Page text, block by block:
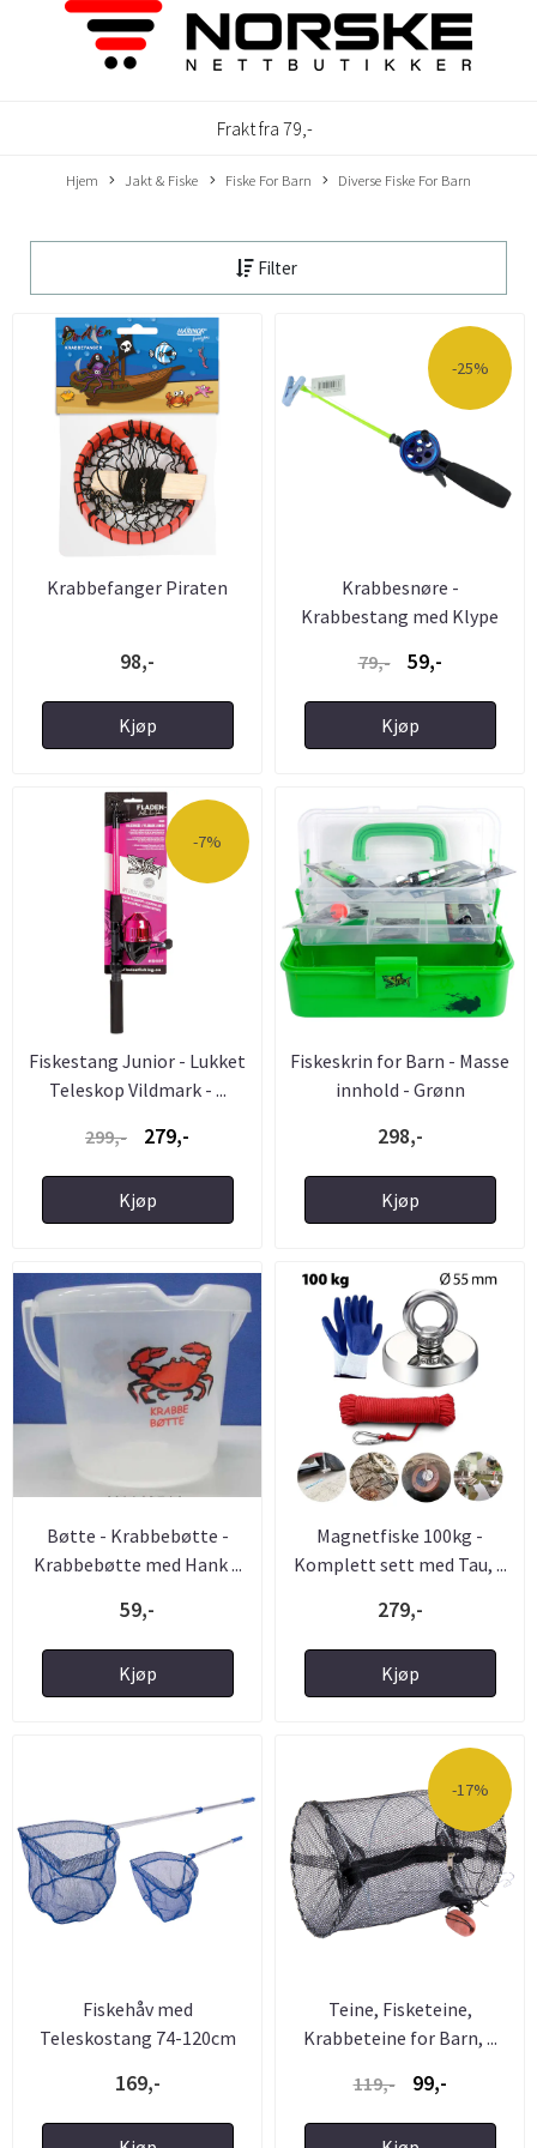
Frakt fra 79,-
Hjem Jakt & Fiske Fiske For Barn Diverse Fiske For Barn
Filter
Krabbefanger Piraten
98,-
Kjøp
-25%
Krabbesnøre -
Krabbestang med Klype
79,- 59,-
Kjøp
-7%
Fiskestang Junior - Lukket
Teleskop Vildmark - ...
299,-
279,-
Kjøp
Fiskeskrin for Barn - Masse
innhold - Grønn
298,-
Kjøp
Bøtte - Krabbebøtte -
Krabbebøtte med Hank ...
59,-
Kjøp
Magnetfiske 100kg -
Komplett sett med Tau, ...
279,-
Kjøp
Fiskehåv med
Teleskostang 74-120cm
169,-
-17%
Teine, Fisketeine,
Krabbeteine for Barn, ...
119,-
99,-